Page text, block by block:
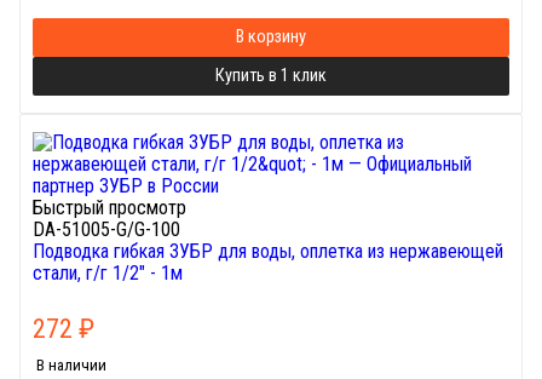
В корзину
Купить в 1 клик
Быстрый просмотр
DA-51005-G/G-100
Подводка гибкая ЗУБР для воды, оплетка из нержавеющей
стали, г/г 1/2" - 1м
272 ₽
В наличии